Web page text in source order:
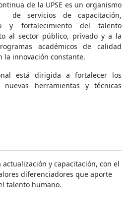
de la UPSE es un organismo
de servicios de capacitación,
y fortalecimiento del talento
al sector público, privado y a la
académicos de calidad
la innovación constante.
está dirigida a fortalecer los
nuevas herramientas y técnicas
y capacitación, con el
diferenciadores que aporte
talento humano.